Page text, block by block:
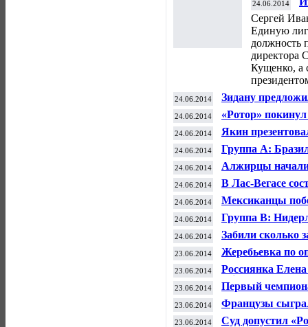
24.06.2014
Сергей
Единую
должность
директора
Кущенко, а
24.06.2014 Зидану
24.06.2014
«Ротор»
финансовых
24.06.2014 Якин
24.06.2014
Группа А:
прочности нет
24.06.2014
Алжирцы начали
спустя сутки
24.06.2014
В Лас-Вегасе
24.06.2014
Мексиканцы
группе вышли
24.06.2014
Группа В:
проститься с
24.06.2014
Забили сколько
вышла в плей-
23.06.2014
Жеребьевка по
необходимости
23.06.2014
Россиянка
Wimbledon
23.06.2014
Первый
Мурманске
23.06.2014
Французы
истории
23.06.2014 Суд допустил